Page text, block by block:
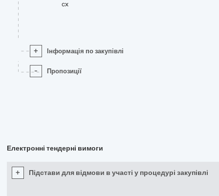
cx
+ Інформація по закупівлі
- Пропозиції
Електронні тендерні вимоги
+ Підстави для відмови в участі у процедурі закупівлі